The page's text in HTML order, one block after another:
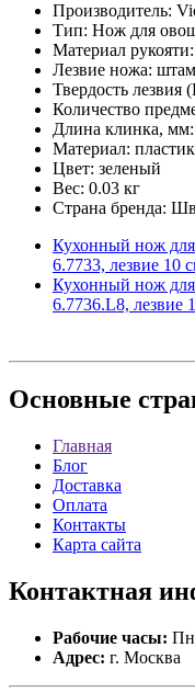
Производитель:
Тип: Нож для
Материал
Лезвие ножа:
Твердость лезвия
Количество
Длина клинка,
Материал:
Цвет: зеленый
Вес: 0.03 кг
Страна бренда:
Кухонный нож
6.7733, лезвие 10
Кухонный нож
6.7736.L8, лезвие
Основные
Главная
Блог
Доставка
Оплата
Контакты
Карта сайта
Контактная
Рабочие часы:
Адрес: г. Москва